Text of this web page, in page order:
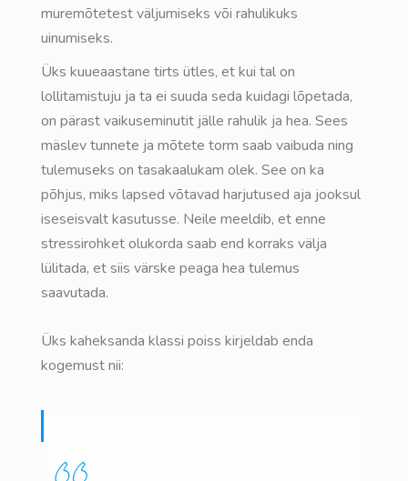
muremõtetest väljumiseks või rahulikuks
uinumiseks.
Üks kuueaastane tirts ütles, et kui tal on
lollitamistuju ja ta ei suuda seda kuidagi lõpetada,
on pärast vaikuseminutit jälle rahulik ja hea. Sees
mäslev tunnete ja mõtete torm saab vaibuda ning
tulemuseks on tasakaalukam olek. See on ka
põhjus, miks lapsed võtavad harjutused aja jooksul
iseseisvalt kasutusse. Neile meeldib, et enne
stressirohket olukorda saab end korraks välja
lülitada, et siis värske peaga hea tulemus
saavutada.
Üks kaheksanda klassi poiss kirjeldab enda
kogemust nii: